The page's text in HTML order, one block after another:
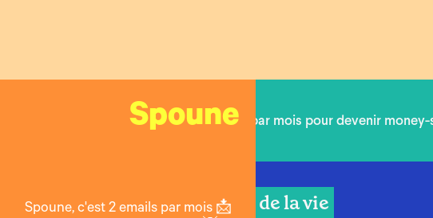
Spoune
Spoune, c'est 2 emails par mois 📩
2 emails par mois pour devenir
Le prix de la vie